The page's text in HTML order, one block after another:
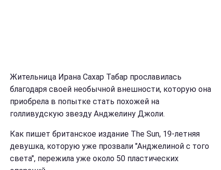
Жительница Ирана Сахар Табар прославилась
благодаря своей необычной внешности, которую она
приобрела в попытке стать похожей на
голливудскую звезду Анджелину Джоли.
Как пишет британское издание The Sun, 19-летняя
девушка, которую уже прозвали "Анджелиной с того
света", пережила уже около 50 пластических